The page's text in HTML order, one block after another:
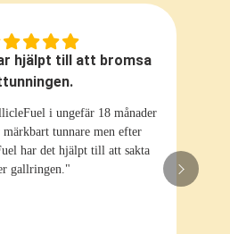
hjälpt till att bromsa
i ungefär 18 månader
tunnare men efter
har det hjälpt till att sakta
gallringen."